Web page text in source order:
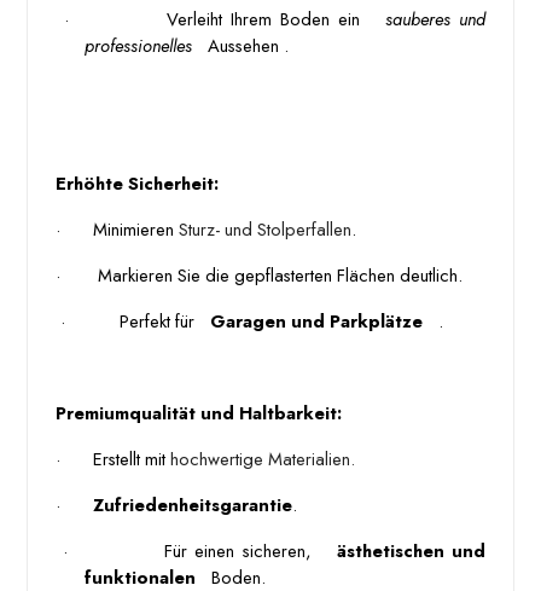
·
Verleiht Ihrem Boden ein
sauberes und
professionelles
Aussehen .
Erhöhte Sicherheit:
·
Minimieren Sturz- und Stolperfallen.
·
Markieren Sie die gepflasterten Flächen deutlich.
·
Perfekt für Garagen und Parkplätze .
Premiumqualität und Haltbarkeit:
·
Erstellt mit hochwertige Materialien.
·
Zufriedenheitsgarantie.
·
Für einen sicheren,
ästhetischen und
funktionalen
Boden.